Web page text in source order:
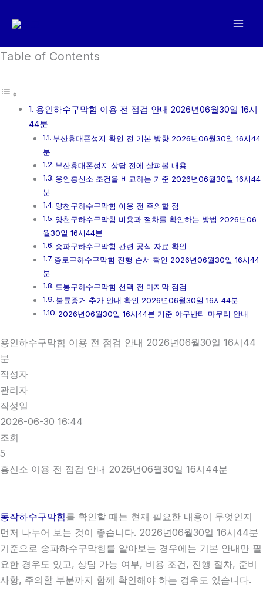
로
너
Table of Contents
용인하수구막힘 이용 전 점검 안내 2026년06월30일 16시
44분
부산휴대폰성지 확인 전 기본 방향 2026년06월30일 16시44
분
부산휴대폰성지 상담 전에 살펴볼 내용
용인흥신소 조건을 비교하는 기준 2026년06월30일 16시44
분
양천구하수구막힘 이용 전 주의할 점
양천구하수구막힘 비용과 절차를 확인하는 방법 2026년06
월30일 16시44분
송파구하수구막힘 관련 공식 자료 확인
종로구하수구막힘 진행 순서 확인 2026년06월30일 16시44
분
도봉구하수구막힘 선택 전 마지막 점검
불륜증거 추가 안내 확인 2026년06월30일 16시44분
2026년06월30일 16시44분 기준 야구반티 마무리 안내
용인하수구막힘 이용 전 점검 안내 2026년06월30일 16시44
분
작성자
관리자
작성일
2026-06-30 16:44
조회
5
흥신소 이용 전 점검 안내 2026년06월30일 16시44분
동작하수구막힘를 확인할 때는 현재 필요한 내용이 무엇인지
먼저 나누어 보는 것이 좋습니다. 2026년06월30일 16시44분
기준으로 송파하수구막힘를 알아보는 경우에는 기본 안내만 필
요한 경우도 있고, 상담 가능 여부, 비용 조건, 진행 절차, 준비
사항, 주의할 부분까지 함께 확인해야 하는 경우도 있습니다.